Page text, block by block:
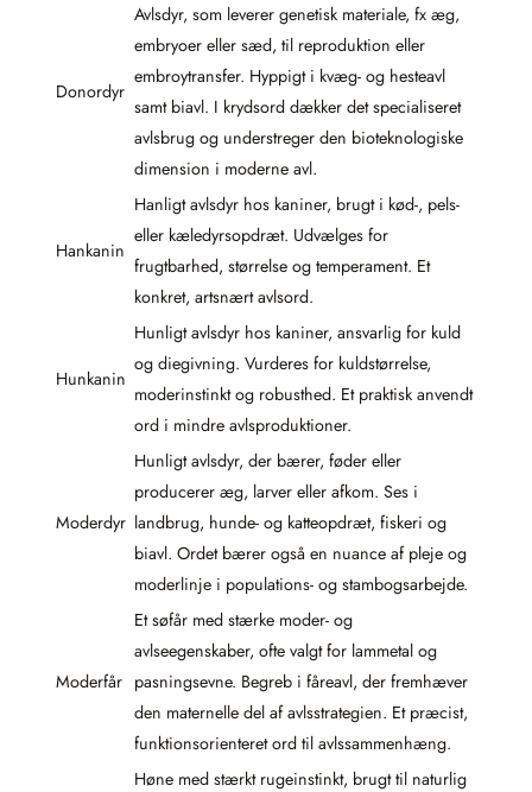
Donordyr
Avlsdyr, som leverer genetisk materiale, fx æg,
embryoer eller sæd, til reproduktion eller
embroytransfer. Hyppigt i kvæg- og hesteavl
samt biavl. I krydsord dækker det specialiseret
avlsbrug og understreger den bioteknologiske
dimension i moderne avl.
Hankanin
Hanligt avlsdyr hos kaniner, brugt i kød-, pels-
eller kæledyrsopdræt. Udvælges for
frugtbarhed, størrelse og temperament. Et
konkret, artsnært avlsord.
Hunkanin
Hunligt avlsdyr hos kaniner, ansvarlig for kuld
og diegivning. Vurderes for kuldstørrelse,
moderinstinkt og robusthed. Et praktisk anvendt
ord i mindre avlsproduktioner.
Moderdyr
Hunligt avlsdyr, der bærer, føder eller
producerer æg, larver eller afkom. Ses i
landbrug, hunde- og katteopdræt, fiskeri og
biavl. Ordet bærer også en nuance af pleje og
moderlinje i populations- og stambogsarbejde.
Moderfår
Et søfår med stærke moder- og
avlseegenskaber, ofte valgt for lammetal og
pasningsevne. Begreb i fåreavl, der fremhæver
den maternelle del af avlsstrategien. Et præcist,
funktionsorienteret ord til avlssammenhæng.
Høne med stærkt rugeinstinkt, brugt til naturlig